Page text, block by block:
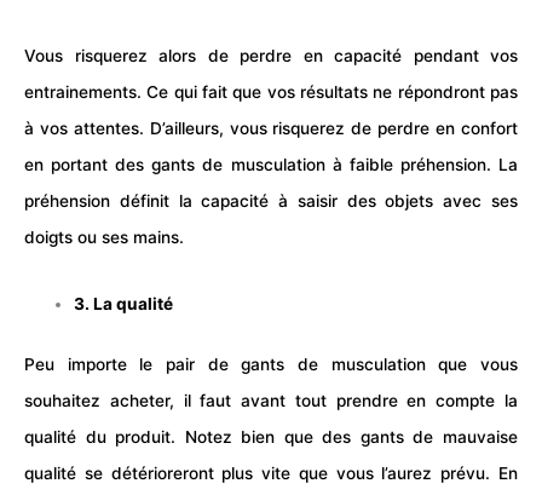
Vous risquerez alors de perdre en capacité pendant vos
entrainements. Ce qui fait que vos résultats ne répondront pas
à vos attentes. D’ailleurs, vous risquerez de perdre en confort
en portant des gants de musculation à faible préhension. La
préhension définit la capacité à saisir des objets avec ses
doigts ou ses mains.
3. La qualité
Peu importe le pair de gants de musculation que vous
souhaitez acheter, il faut avant tout prendre en compte la
qualité du produit. Notez bien que des gants de mauvaise
qualité se détérioreront plus vite que vous l’aurez prévu. En